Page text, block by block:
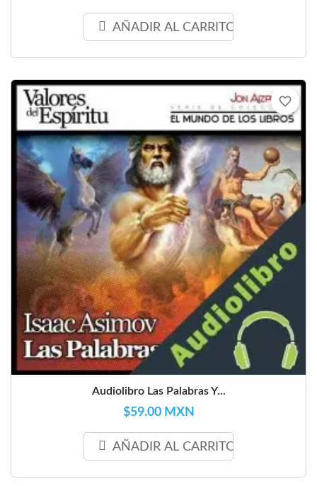
AÑADIR AL CARRITO
Audiolibro Las Palabras Y...
$59.00 MXN
AÑADIR AL CARRITO
favorite_border